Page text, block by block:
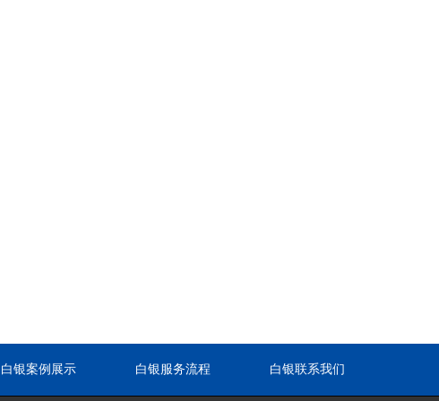
白银案例展示 白银服务流程 白银联系我们